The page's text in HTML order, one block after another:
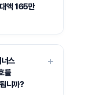
액 165만
스
를
니까?